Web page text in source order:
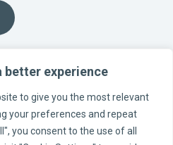
better experience
to give you the most relevant
your preferences and repeat
you consent to the use of all
MEDIER